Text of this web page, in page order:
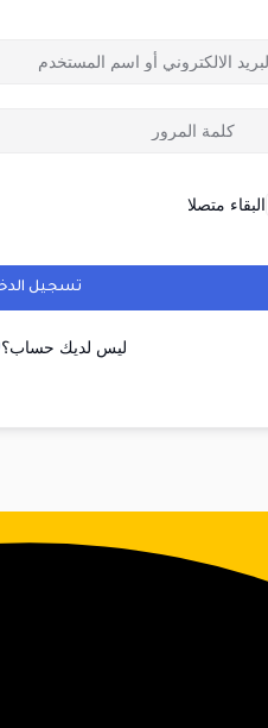
البقاء متصلا
تسجيل
ليس لديك حساب؟